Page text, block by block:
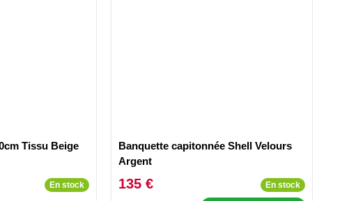
Tissu Beige
En stock
Banquette capitonnée Shell Velours
Argent
135 € En stock